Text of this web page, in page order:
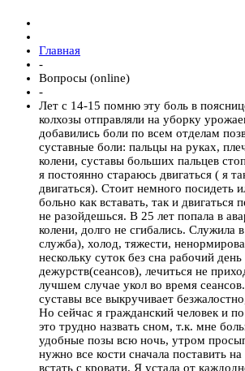
Главная
-
Вопросы (online)
-
Лет с 14-15 помню эту боль в
колхозы отправляли на уборку
добавились боли по всем отделам
суставные боли: пальцы на руках,
колени, суставы больших пальцев
я постоянно стараюсь двигаться ( я
двигаться). Стоит немного посидеть
больно как вставать, так и двигаться
не разойдешься. В 25 лет попала в
колени, долго не сгибались. Служила
служба), холод, тяжести,
нескольку суток без сна рабочий день
дежурств(сеансов), лечиться не
лучшем случае укол во время
суставы все выкручивает
Но сейчас я гражданский человек и
это трудно назвать сном, т.к. мне
удобные позы всю ночь, утром
нужно все кости сначала поставить
встать с кровати. Я устала от